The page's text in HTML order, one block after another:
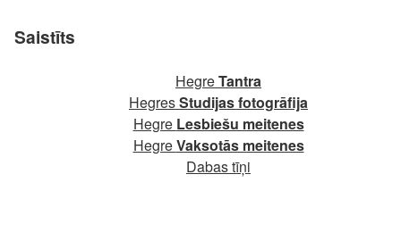
Saistīts
HegreTantra
HegresStudijas fotogrāfija
Hegre Lesbiešu meitenes
HegreVaksotās meitenes
Dabas tīņi